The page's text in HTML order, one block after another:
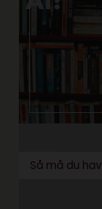
Så må du